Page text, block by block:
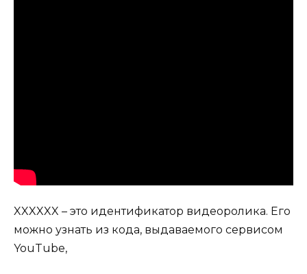
XXXXXX – это идентификатор видеоролика. Его
можно узнать из кода, выдаваемого сервисом
YouTube,